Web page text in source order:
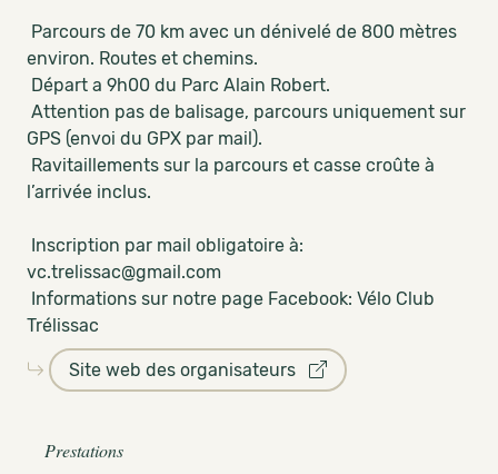
Parcours de 70 km avec un dénivelé de 800 mètres
environ. Routes et chemins.
Départ a 9h00 du Parc Alain Robert.
Attention pas de balisage, parcours uniquement sur
GPS (envoi du GPX par mail).
Ravitaillements sur la parcours et casse croûte à
l’arrivée inclus.
Inscription par mail obligatoire à:
vc.trelissac@gmail.com
Informations sur notre page Facebook: Vélo Club
Trélissac
Site web des organisateurs
Prestations